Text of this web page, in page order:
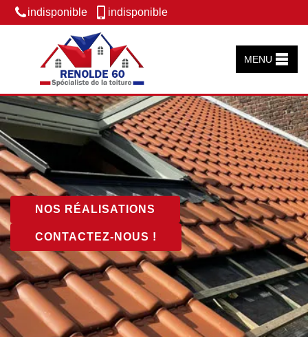
indisponible indisponible
MENU
NOS RÉALISATIONS
CONTACTEZ-NOUS !